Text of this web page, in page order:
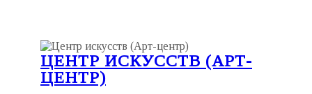
ЦЕНТР ИСКУССТВ (АРТ-
ЦЕНТР)